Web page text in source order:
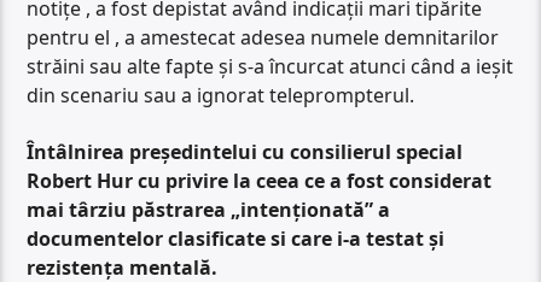
notițe , a fost depistat având indicații mari tipărite
pentru el , a amestecat adesea numele demnitarilor
străini sau alte fapte și s-a încurcat atunci când a ieșit
din scenariu sau a ignorat teleprompterul.
Întâlnirea președintelui cu consilierul special
Robert Hur cu privire la ceea ce a fost considerat
mai târziu păstrarea „intenționată” a
documentelor clasificate si care i-a testat și
rezistența mentală.